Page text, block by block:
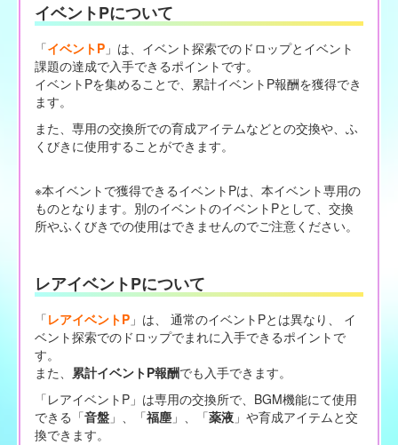
イベントPについて
「イベントP」は、イベント探索でのドロップとイベント
課題の達成で入手できるポイントです。
イベントPを集めることで、累計イベントP報酬を獲得でき
ます。
また、専用の交換所での育成アイテムなどとの交換や、ふ
くびきに使用することができます。
※本イベントで獲得できるイベントPは、本イベント専用の
ものとなります。別のイベントのイベントPとして、交換
所やふくびきでの使用はできませんのでご注意ください。
レアイベントPについて
「レアイベントP」は、 通常のイベントPとは異なり、 イ
ベント探索でのドロップでまれに入手できるポイントで
す。
また、 累計イベントP報酬でも入手できます。
「レアイベントP」は専用の交換所で、BGM機能にて使用
できる「音盤」、「福塵」、「薬液」や育成アイテムと交
換できます。